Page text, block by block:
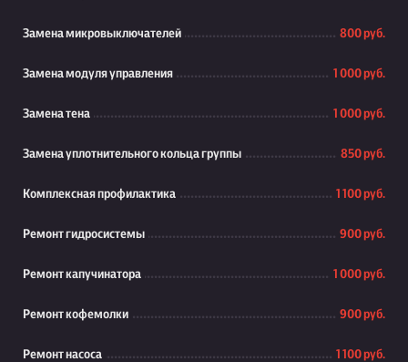
Замена микровыключателей 800 руб.
Замена модуля управления 1 000 руб.
Замена тена 1 000 руб.
Замена уплотнительного кольца группы 850 руб.
Комплексная профилактика 1 100 руб.
Ремонт гидросистемы 900 руб.
Ремонт капучинатора 1 000 руб.
Ремонт кофемолки 900 руб.
Ремонт насоса 1 100 руб.